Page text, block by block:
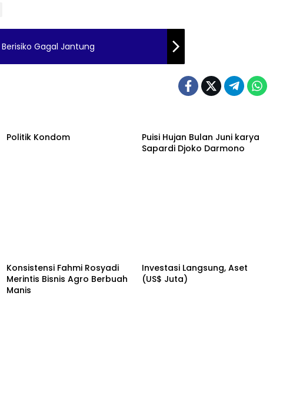
Gagal Jantung
Politik Kondom
Puisi Hujan Bulan Juni karya
Sapardi Djoko Darmono
Konsistensi Fahmi Rosyadi
Merintis Bisnis Agro Berbuah
Manis
Investasi Langsung, Aset
(US$ Juta)